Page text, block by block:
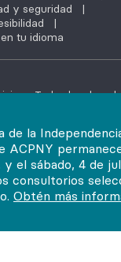
de la
ACPNY
el sábado, 4 de
consultorios
Obtén más
y seguridad
|
|
tu idioma
Todos los